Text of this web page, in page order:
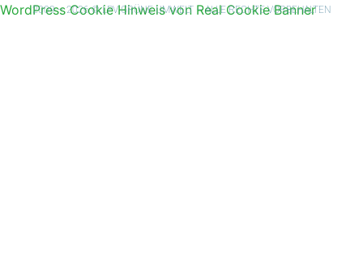
2009 – 2026 © LPV GRÜNE UMWELT – ALLE RECHTE VORBEHALTEN
WordPress Cookie Hinweis von Real Cookie Banner